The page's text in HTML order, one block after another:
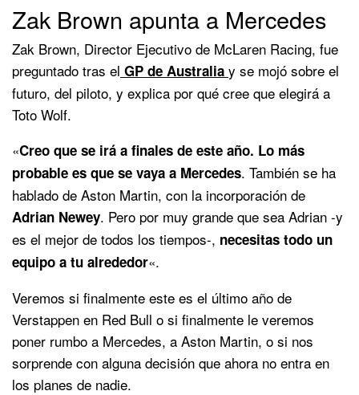
Zak Brown apunta a Mercedes
Zak Brown, Director Ejecutivo de McLaren Racing, fue
preguntado tras el GP de Australia y se mojó sobre el
futuro, del piloto, y explica por qué cree que elegirá a
Toto Wolf.
«Creo que se irá a finales de este año. Lo más
probable es que se vaya a Mercedes. También se ha
hablado de Aston Martin, con la incorporación de
Adrian Newey. Pero por muy grande que sea Adrian -y
es el mejor de todos los tiempos-, necesitas todo un
equipo a tu alrededor«.
Veremos si finalmente este es el último año de
Verstappen en Red Bull o si finalmente le veremos
poner rumbo a Mercedes, a Aston Martin, o si nos
sorprende con alguna decisión que ahora no entra en
los planes de nadie.